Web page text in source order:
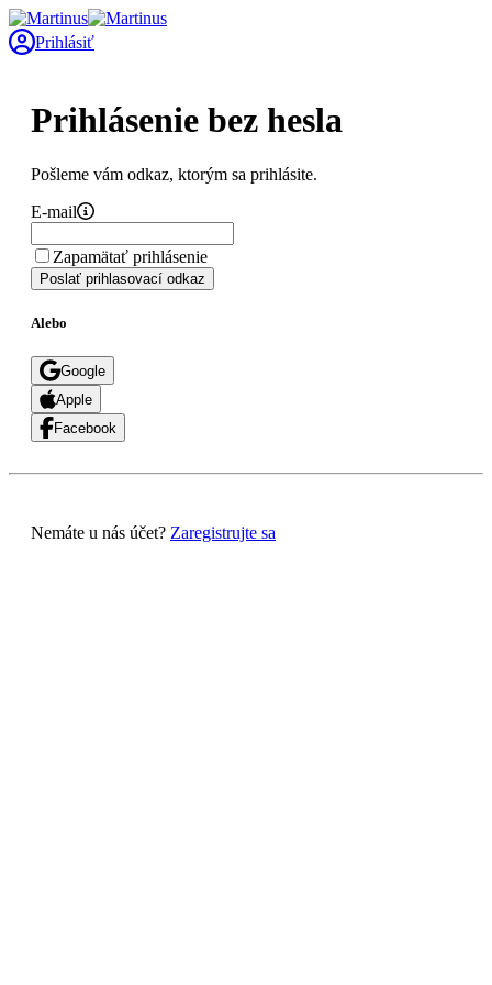
Prihlásiť
Prihlásenie bez hesla
Pošleme vám odkaz, ktorým sa prihlásite.
E-mail
Zapamätať prihlásenie
Poslať prihlasovací odkaz
Alebo
Google
Apple
Facebook
Nemáte u nás účet? Zaregistrujte sa